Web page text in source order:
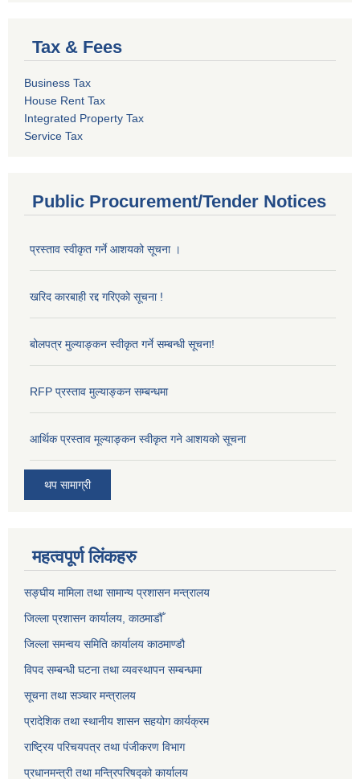
Tax & Fees
Business Tax
House Rent Tax
Integrated Property Tax
Service Tax
Public Procurement/Tender Notices
प्रस्ताव स्वीकृत गर्ने आशयको सूचना ।
खरिद कारबाही रद्द गरिएको सूचना !
बोलपत्र मुल्याङ्कन स्वीकृत गर्ने सम्बन्धी सूचना!
RFP प्रस्ताव मुल्याङ्कन सम्बन्धमा
आर्थिक प्रस्ताव मूल्याङ्कन स्वीकृत गने आशयको सूचना
थप सामाग्री
महत्वपूर्ण लिंकहरु
सङ्‍घीय मामिला तथा सामान्य प्रशासन मन्त्रालय
जिल्ला प्रशासन कार्यालय, काठमाडौँ
जिल्ला समन्वय समिति कार्यालय काठमाण्ड‌ौ
विपद सम्बन्धी घटना तथा व्यवस्थापन सम्बन्धमा
सूचना तथा सञ्चार मन्त्रालय
प्रादेशिक तथा स्थानीय शासन सहयोग कार्यक्रम
राष्ट्रिय परिचयपत्र तथा पंजीकरण विभाग
प्रधानमन्त्री तथा मन्त्रिपरिषद्को कार्यालय